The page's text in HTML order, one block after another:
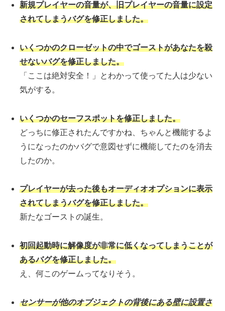
新規プレイヤーの音量が、旧プレイヤーの音量に設定
されてしまうバグを修正しました。
いくつかのクローゼットの中でゴーストがあなたを殺
せないバグを修正しました。
「ここは絶対安全！」とわかって使ってた人は少ない
気がする。
いくつかのセーフスポットを修正しました。
どっちに修正されたんですかね、ちゃんと機能するよ
うになったのかバグで意図せずに機能してたのを消去
したのか。
プレイヤーが去った後もオーディオオプションに表示
されてしまうバグを修正しました。
新たなゴーストの誕生。
初回起動時に解像度が非常に低くなってしまうことが
あるバグを修正しました。
え、何このゲームってなりそう。
センサーが他のオブジェクトの背後にある壁に設置さ